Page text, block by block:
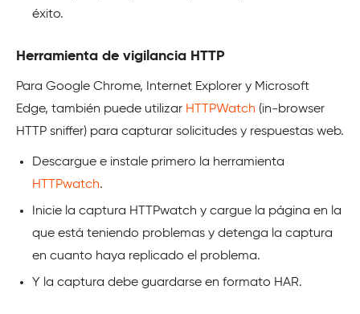
éxito.
Herramienta de vigilancia HTTP
Para Google Chrome, Internet Explorer y Microsoft
Edge, también puede utilizar HTTPWatch (in-browser
HTTP sniffer) para capturar solicitudes y respuestas web.
Descargue e instale primero la herramienta
HTTPwatch.
Inicie la captura HTTPwatch y cargue la página en la
que está teniendo problemas y detenga la captura
en cuanto haya replicado el problema.
Y la captura debe guardarse en formato HAR.